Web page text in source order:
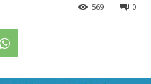
0
569